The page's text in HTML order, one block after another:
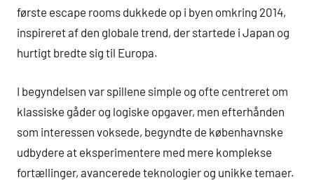
første escape rooms dukkede op i byen omkring 2014,
inspireret af den globale trend, der startede i Japan og
hurtigt bredte sig til Europa.
I begyndelsen var spillene simple og ofte centreret om
klassiske gåder og logiske opgaver, men efterhånden
som interessen voksede, begyndte de københavnske
udbydere at eksperimentere med mere komplekse
fortællinger, avancerede teknologier og unikke temaer.